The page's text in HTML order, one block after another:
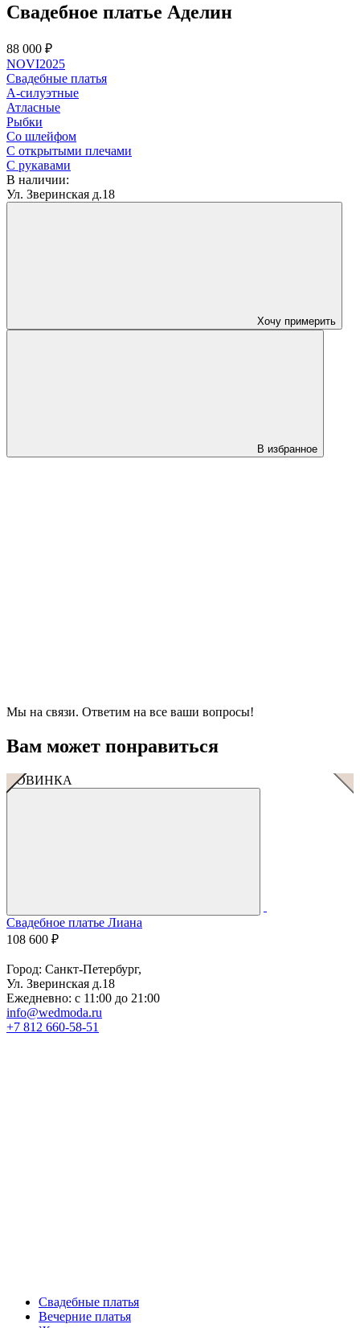
Свадебное платье Аделин
88 000 ₽
NOVI2025
Свадебные платья
А-силуэтные
Атласные
Рыбки
Со шлейфом
С открытыми плечами
С рукавами
В наличии:
Ул. Зверинская д.18
Хочу примерить
В избранное
Мы на связи. Ответим на все ваши вопросы!
Вам может понравиться
НОВИНКА
Свадебное платье Лиана
108 600 ₽
Город: Санкт-Петербург,
Ул. Зверинская д.18
Ежедневно: с 11:00 до 21:00
info@wedmoda.ru
+7 812 660-58-51
Свадебные платья
Вечерние платья